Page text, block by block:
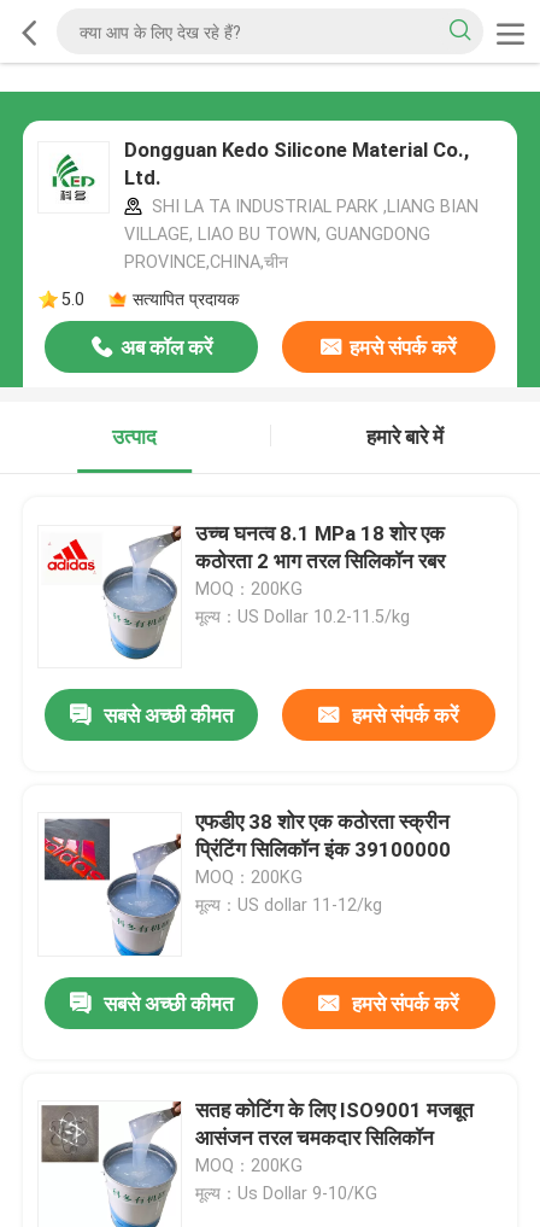
Dongguan Kedo Silicone Material Co.,
Ltd.
SHI LA TA INDUSTRIAL PARK ,LIANG BIAN
VILLAGE, LIAO BU TOWN, GUANGDONG
PROVINCE,CHINA,चीन
5.0
सत्यापित प्रदायक
अब कॉल करें हमसे संपर्क करें
उत्पाद हमारे बारे में
उच्च घनत्व 8.1 MPa 18 शोर एक
कठोरता 2 भाग तरल सिलिकॉन रबर
MOQ：200KG
मूल्य：US Dollar 10.2-11.5/kg
सबसे अच्छी कीमत हमसे संपर्क करें
एफडीए 38 शोर एक कठोरता स्क्रीन
प्रिंटिंग सिलिकॉन इंक 39100000
MOQ：200KG
मूल्य：US dollar 11-12/kg
सबसे अच्छी कीमत हमसे संपर्क करें
सतह कोटिंग के लिए ISO9001 मजबूत
आसंजन तरल चमकदार सिलिकॉन
MOQ：200KG
मूल्य：Us Dollar 9-10/KG